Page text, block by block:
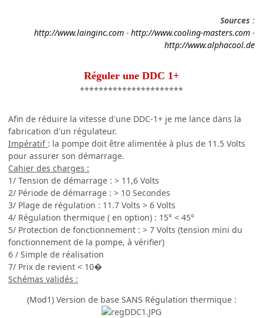
Sources :
http://www.lainginc.com - http://www.cooling-masters.com -
http://www.alphacool.de
Réguler une DDC 1+
**********************
Afin de réduire la vitesse d'une DDC-1+ je me lance dans la
fabrication d'un régulateur.
Impératif : la pompe doit être alimentée à plus de 11.5 Volts
pour assurer son démarrage.
Cahier des charges :
1/ Tension de démarrage : > 11,6 Volts
2/ Période de démarrage : > 10 Secondes
3/ Plage de régulation : 11.7 Volts > 6 Volts
4/ Régulation thermique ( en option) : 15° < 45°
5/ Protection de fonctionnement : > 7 Volts (tension mini du
fonctionnement de la pompe, à vérifier)
6 / Simple de réalisation
7/ Prix de revient < 10�
Schémas validés :
(Mod1) Version de base SANS Régulation thermique :